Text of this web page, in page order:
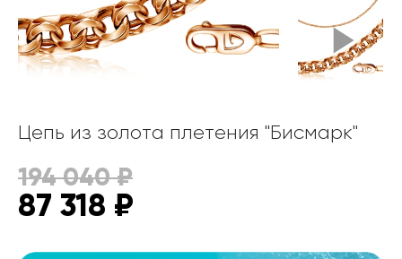
Цепь из золота плетения "Бисмарк"
194 040₽
87 318 ₽